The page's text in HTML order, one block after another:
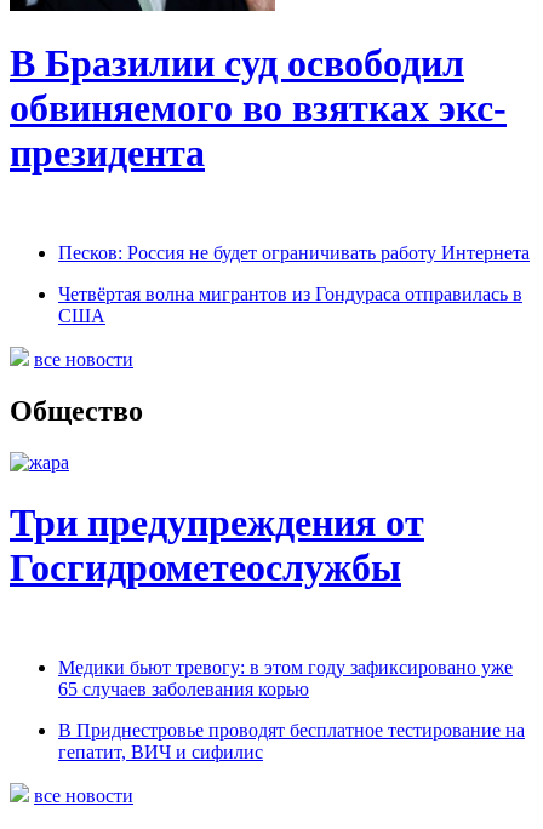
В Бразилии суд освободил
обвиняемого во взятках экс-
президента
Песков: Россия не будет ограничивать работу Интернета
Четвёртая волна мигрантов из Гондураса отправилась в
США
все новости
Общество
Три предупреждения от
Госгидрометеослужбы
Медики бьют тревогу: в этом году зафиксировано уже
65 случаев заболевания корью
В Приднестровье проводят бесплатное тестирование на
гепатит, ВИЧ и сифилис
все новости